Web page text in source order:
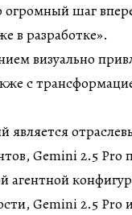
шаг
в разработке».
визуально
с
является
Gemini 2.5 Pro
агентной
Gemini 2.5 Pro